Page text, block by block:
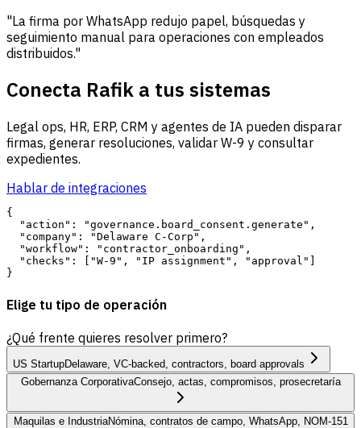
"La firma por WhatsApp redujo papel, búsquedas y
seguimiento manual para operaciones con empleados
distribuidos."
Conecta Rafik a tus sistemas
Legal ops, HR, ERP, CRM y agentes de IA pueden disparar
firmas, generar resoluciones, validar W-9 y consultar
expedientes.
Hablar de integraciones
{
  "action": "governance.board_consent.generate",
  "company": "Delaware C-Corp",
  "workflow": "contractor_onboarding",
  "checks": ["W-9", "IP assignment", "approval"]
Elige tu tipo de operación
¿Qué frente quieres resolver primero?
US StartupDelaware, VC-backed, contractors, board approvals
Gobernanza CorporativaConsejo, actas, compromisos, prosecretaría
Maquilas e IndustriaNómina, contratos de campo, WhatsApp, NOM-151